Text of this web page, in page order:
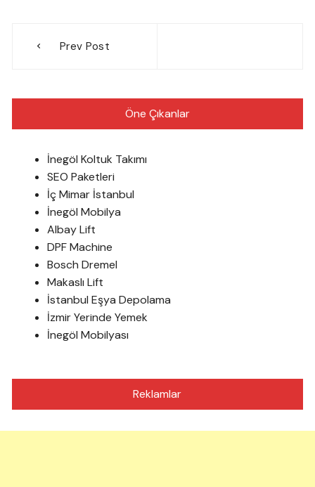
gezinmesi
Prev Post
Öne Çıkanlar
İnegöl Koltuk Takımı
SEO Paketleri
İç Mimar İstanbul
İnegöl Mobilya
Albay Lift
DPF Machine
Bosch Dremel
Makaslı Lift
İstanbul Eşya Depolama
İzmir Yerinde Yemek
İnegöl Mobilyası
Reklamlar